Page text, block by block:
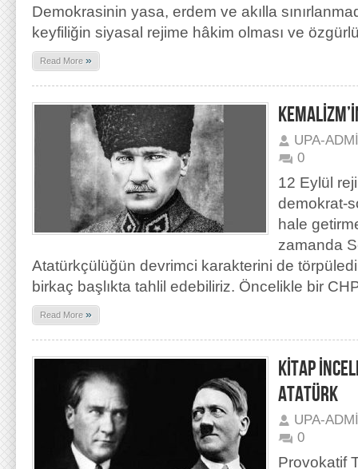
Demokrasinin yasa, erdem ve akılla
keyfiliğin siyasal rejime hâkim olması ve
Read More »
UPA-
0
12 Eylül
demokrat-
hale
zamanda
Atatürkçülüğün devrimci karakterini de
birkaç başlıkta tahlil edebiliriz. Öncelikle bir
Read More »
KİTAP
ATATÜRK
UPA-
0
Provokatif